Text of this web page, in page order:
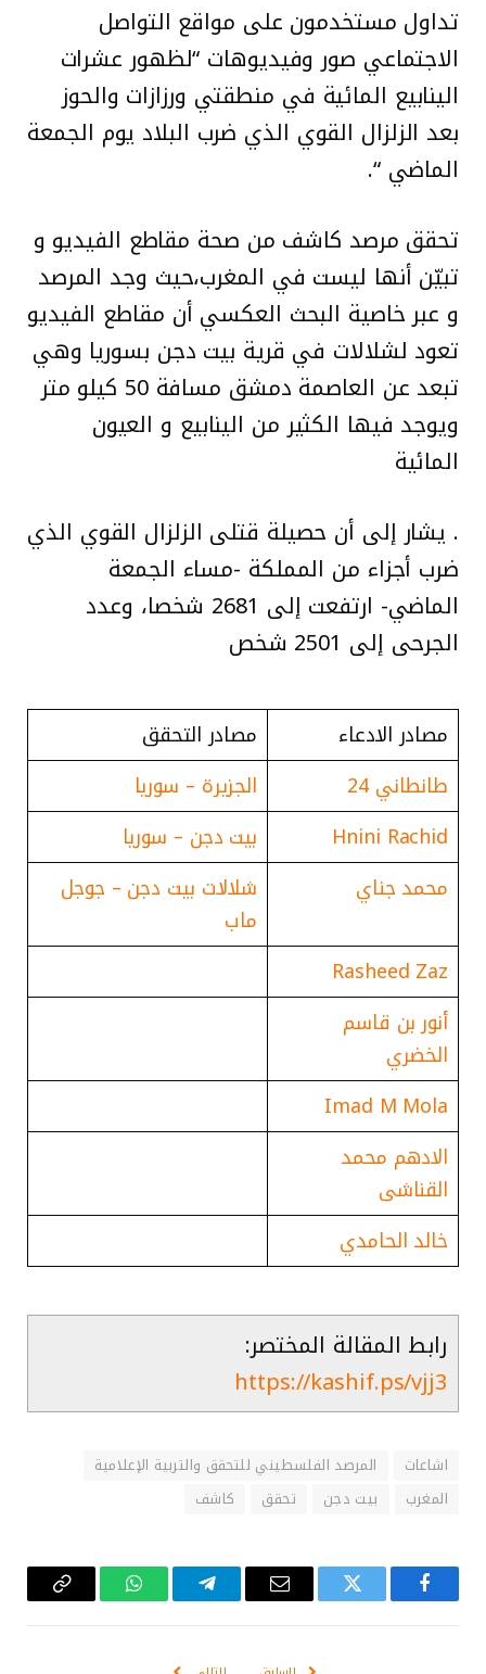
تداول مستخدمون على مواقع التواصل
الاجتماعي صور وفيديوهات “لظهور عشرات
الينابيع المائية في منطقتي ورزازات والحوز
بعد الزلزال القوي الذي ضرب البلاد يوم الجمعة
الماضي “.
تحقق مرصد كاشف من صحة مقاطع الفيديو و
تبيّن أنها ليست في المغرب،حيث وجد المرصد
و عبر خاصية البحث العكسي أن مقاطع الفيديو
تعود لشلالات في قرية بيت دجن بسوريا وهي
تبعد عن العاصمة دمشق مسافة 50 كيلو متر
ويوجد فيها الكثير من الينابيع و العيون
المائية
. يشار إلى أن حصيلة قتلى الزلزال القوي الذي
ضرب أجزاء من المملكة -مساء الجمعة
الماضي- ارتفعت إلى 2681 شخصا، وعدد
الجرحى إلى 2501 شخص
مصادر الادعاء
مصادر التحقق
طانطاني 24
الجزيرة – سوريا
Hnini Rachid
بيت دجن – سوريا
محمد جناي
شلالات بيت دجن – جوجل
ماب
Rasheed Zaz
أنور بن قاسم
الخضري
Imad M Mola
الادهم محمد
القناشى
خالد الحامدي
رابط المقالة المختصر:
https://kashif.ps/vjj3
اشاعات
المرصد الفلسطيني للتحقق والتربية الإعلامية
المغرب
بيت دجن تحقق كاشف
فيسبوك تويتر
البريد
تيلقرام واتساب Copy